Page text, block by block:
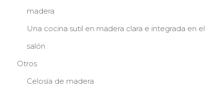
madera
Una cocina sutil en madera clara e integrada en el
salón
Otros
Celosía de madera